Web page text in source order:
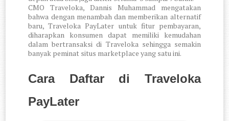
CMO Traveloka, Dannis Muhammad mengatakan
bahwa dengan menambah dan memberikan alternatif
baru, Traveloka PayLater untuk fitur pembayaran,
diharapkan konsumen dapat memiliki kemudahan
dalam bertransaksi di Traveloka sehingga semakin
banyak peminat situs marketplace yang satu ini.
Cara Daftar di Traveloka
PayLater